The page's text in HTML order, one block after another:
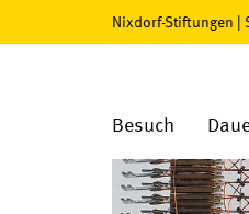
Nixdorf-Stiftungen |
Besuch